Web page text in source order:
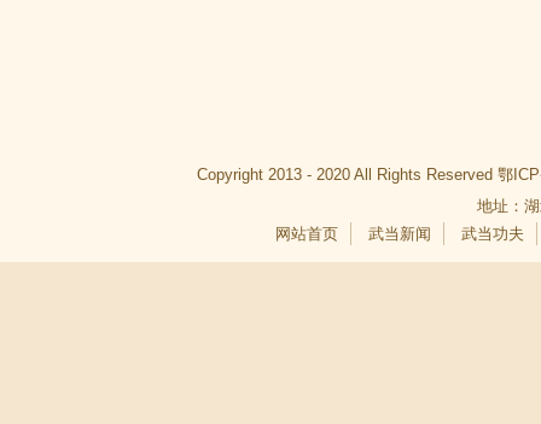
Copyright 2013 - 2020 All Rights Reserved 鄂
地址：
网站首页
武当新闻 武当功夫